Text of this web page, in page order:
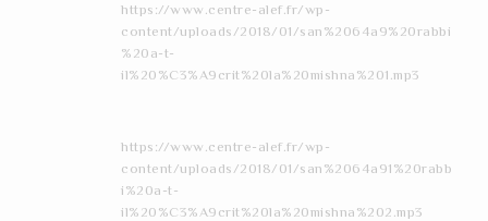
https://www.centre-alef.fr/wp-
content/uploads/2018/01/san%2064a9%20rabbi
%20a-t-
il%20%C3%A9crit%20la%20mishna%201.mp3
https://www.centre-alef.fr/wp-
content/uploads/2018/01/san%2064a91%20rabb
i%20a-t-
il%20%C3%A9crit%20la%20mishna%202.mp3